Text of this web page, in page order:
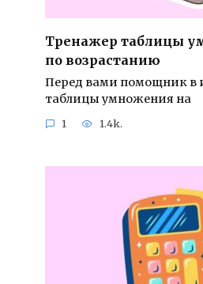
Тренажер таблицы
по возрастанию
Перед вами помощник в
таблицы умножения на
1 1.4k.